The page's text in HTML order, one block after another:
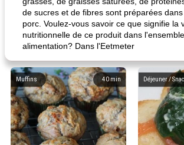
de sucres et de fibres sont préparées
porc. Voulez-vous savoir ce que signifie la
nutritionnelle de ce produit dans
alimentation? Dans l'Eetmeter
40 min
Muffins Déjeuner /